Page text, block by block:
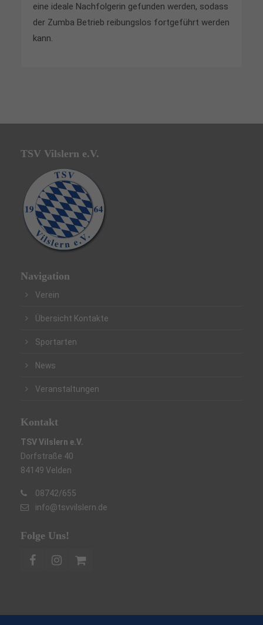
eine ideale Nachfolgerin gefunden werden, sodass
der Zumba Betrieb reibungslos fortgeführt werden
kann.
TSV Vilslern e.V.
Navigation
Verein
Übersicht Kontakte
Sportarten
News
Veranstaltungen
Kontakt
TSV Vilslern e.V.
Dorfstraße 40
84149 Velden
08742/655
info@tsvvilslern.de
Folge Uns!